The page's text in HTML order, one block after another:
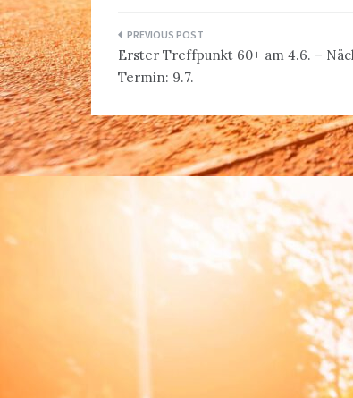
Beitragsnavigation
Erster Treffpunkt 60+ am 4.6. –
Termin: 9.7.